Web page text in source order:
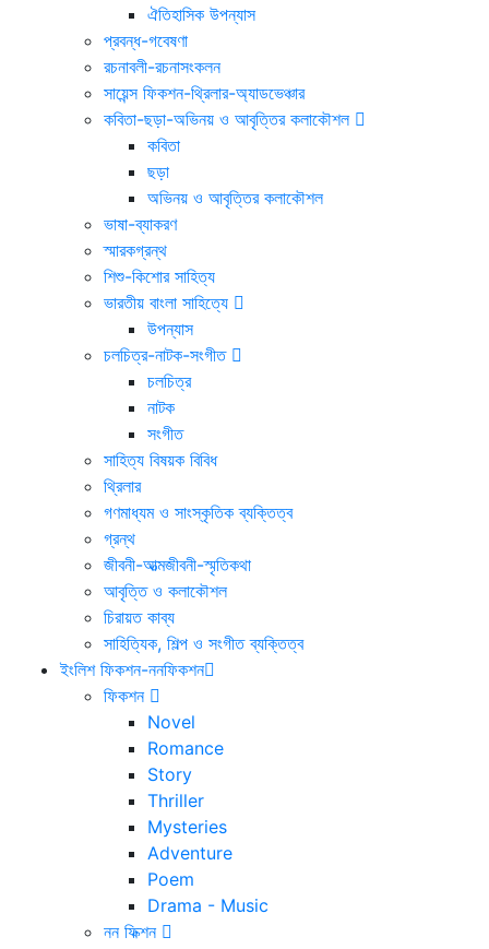
ঐতিহাসিক উপন্যাস
প্রবন্ধ-গবেষণা
রচনাবলী-রচনাসংকলন
সায়েন্স ফিকশন-থ্রিলার-অ্যাডভেঞ্চার
কবিতা-ছড়া-অভিনয় ও আবৃত্তির কলাকৌশল
কবিতা
ছড়া
অভিনয় ও আবৃত্তির কলাকৌশল
ভাষা-ব্যাকরণ
স্মারকগ্রন্থ
শিশু-কিশোর সাহিত্য
ভারতীয় বাংলা সাহিত্যে
উপন্যাস
চলচিত্র-নাটক-সংগীত
চলচিত্র
নাটক
সংগীত
সাহিত্য বিষয়ক বিবিধ
থ্রিলার
গণমাধ্যম ও সাংস্কৃতিক ব্যক্তিত্ব
গ্রন্থ
জীবনী-আত্মজীবনী-স্মৃতিকথা
আবৃত্তি ও কলাকৌশল
চিরায়ত কাব্য
সাহিত্যিক, শিল্প ও সংগীত ব্যক্তিত্ব
ইংলিশ ফিকশন-ননফিকশন
ফিকশন
Novel
Romance
Story
Thriller
Mysteries
Adventure
Poem
Drama - Music
নন ফিক্শন